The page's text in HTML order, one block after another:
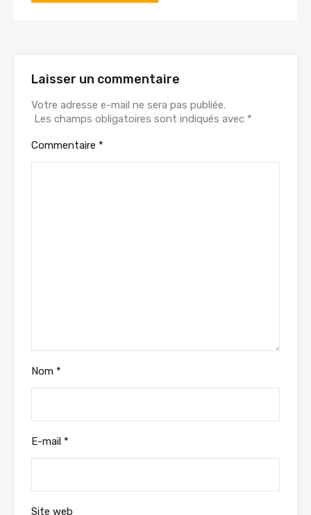
Laisser un commentaire
Votre adresse e-mail ne sera pas publiée.
Les champs obligatoires sont indiqués avec *
Commentaire *
Nom *
E-mail *
Site web